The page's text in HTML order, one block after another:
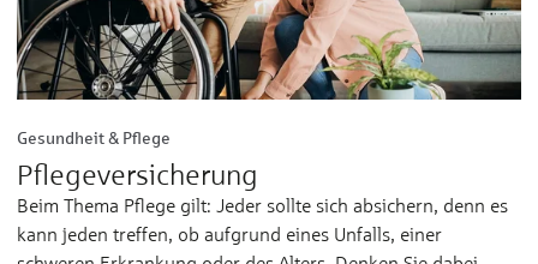
Gesundheit & Pflege
Pflegeversicherung
Beim Thema Pflege gilt: Jeder sollte sich absichern, denn es
kann jeden treffen, ob aufgrund eines Unfalls, einer